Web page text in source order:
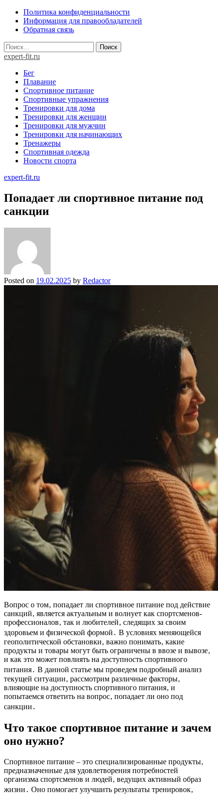
Skip
content
Политика конфиденциальности
Информация для правообладателей
Обратная связь
Найти:
expert-fit.ru
Бег
Плавание
Спортивное питание
Спортивные упражнения
Тренировки для дома
Тренировки для женщин
Тренировки для мужчин
Тренировки для начинающих
Тренажеры
Спортивная одежда
Новости спорта
expert-fit.ru
Попадает ли спортивное питание под
санкции
Posted on 19.02.2025 by Redactor
Вопрос о том‚ попадает ли спортивное питание под действие
санкций‚ является актуальным и волнует как спортсменов-
профессионалов‚ так и любителей‚ следящих за своим
здоровьем и физической формой․ В условиях меняющейся
геополитической обстановки‚ важно понимать‚ какие
продукты и товары могут быть ограничены в ввозе и вывозе‚
и как это может повлиять на доступность спортивного
питания․ В данной статье мы проведем подробный анализ
текущей ситуации‚ рассмотрим различные факторы‚
влияющие на доступность спортивного питания‚ и
попытаемся ответить на вопрос‚ попадает ли оно под
санкции․
Что такое спортивное питание и зачем
оно нужно?
Спортивное питание – это специализированные продукты‚
предназначенные для удовлетворения потребностей
организма спортсменов и людей‚ ведущих активный образ
жизни․ Оно помогает улучшить результаты тренировок‚